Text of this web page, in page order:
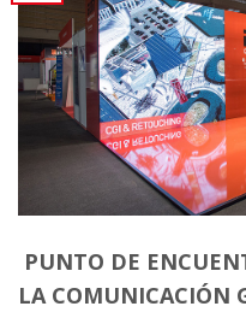
PUNTO DE
LA COMUNICACIÓN